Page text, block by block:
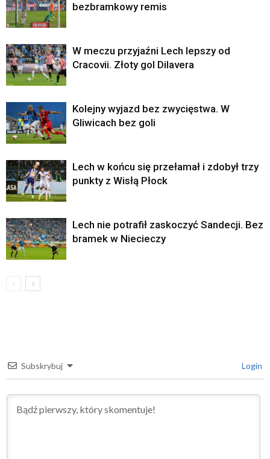
bezbramkowy remis
W meczu przyjaźni Lech lepszy od
Cracovii. Złoty gol Dilavera
Kolejny wyjazd bez zwycięstwa. W
Gliwicach bez goli
Lech w końcu się przełamał i zdobył trzy
punkty z Wisłą Płock
Lech nie potrafił zaskoczyć Sandecji. Bez
bramek w Niecieczy
Subskrybuj Login